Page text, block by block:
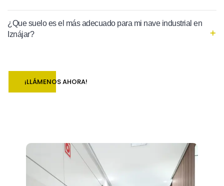
¿Que suelo es el más adecuado para mi nave industrial en
Iznájar?
¡LLÁMENOS AHORA!